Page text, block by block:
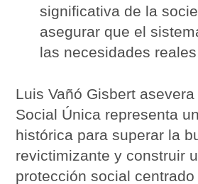
significativa de la
asegurar que el
las necesidades
Luis Vañó Gisbert
Social Única representa
histórica para superar la
revictimizante y construir
protección social centrado